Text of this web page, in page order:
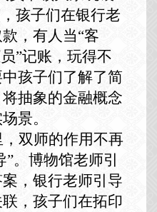
孩子们在银行老
，有人当“客
”记账，玩得不
孩子们了解了简
将抽象的金融概念
景。
双师的作用不再
。博物馆老师引
，银行老师引导
，孩子们在拓印